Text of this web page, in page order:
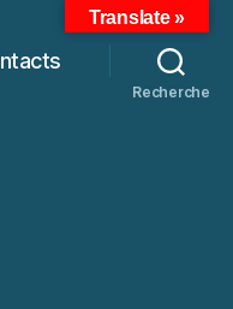
Recherche
Translate »